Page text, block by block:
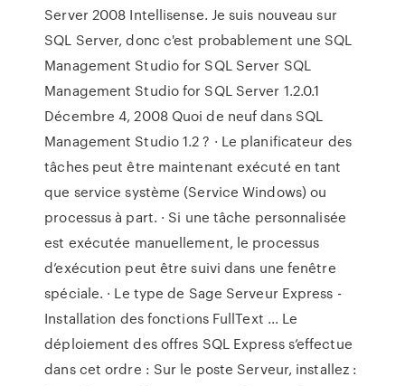
Server 2008 Intellisense. Je suis nouveau sur
SQL Server, donc c'est probablement une SQL
Management Studio for SQL Server SQL
Management Studio for SQL Server 1.2.0.1
Décembre 4, 2008 Quoi de neuf dans SQL
Management Studio 1.2 ? · Le planificateur des
tâches peut être maintenant exécuté en tant
que service système (Service Windows) ou
processus à part. · Si une tâche personnalisée
est exécutée manuellement, le processus
d’exécution peut être suivi dans une fenêtre
spéciale. · Le type de Sage Serveur Express -
Installation des fonctions FullText ... Le
déploiement des offres SQL Express s’effectue
dans cet ordre : Sur le poste Serveur, installez :